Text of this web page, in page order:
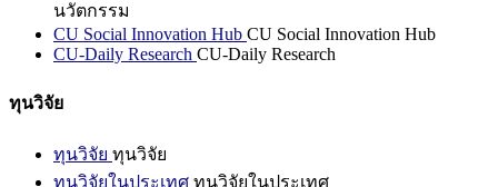
นวัตกรรม
CU Social Innovation Hub CU Social Innovation Hub
CU-Daily Research CU-Daily Research
ทุนวิจัย
ทุนวิจัย ทุนวิจัย
ทุนวิจัยในประเทศ ทุนวิจัยในประเทศ